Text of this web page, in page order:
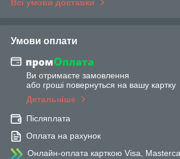
Всі умови доставки
Умови оплати
Ви отримаєте замовлення
або гроші повернуться на вашу картку
Детальніше
Післяплата
Оплата на рахунок
Онлайн-оплата карткою Visa,